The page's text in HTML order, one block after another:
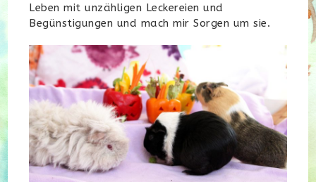
Leben mit unzähligen Leckereien und
Begünstigungen und mach mir Sorgen um sie.